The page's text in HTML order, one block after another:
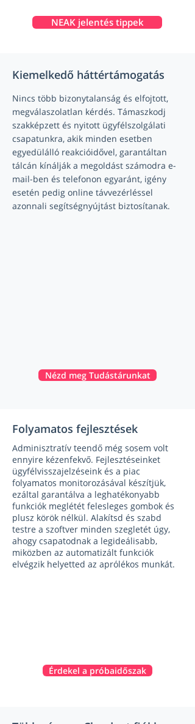
NEAK jelentés tippek
Kiemelkedő háttértámogatás
Nincs több bizonytalanság és elfojtott,
megválaszolatlan kérdés. Támaszkodj
szakképzett és nyitott ügyfélszolgálati
csapatunkra, akik minden esetben
egyedülálló reakcióidővel, garantáltan
tálcán kínálják a megoldást számodra e-
mail-ben és telefonon egyaránt, igény
esetén pedig online távvezérléssel
azonnali segítségnyújtást biztosítanak.
Nézd meg Tudástárunkat
Folyamatos fejlesztések
Adminisztratív teendő még sosem volt
ennyire kézenfekvő. Fejlesztéseinket
ügyfélvisszajelzéseink és a piac
folyamatos monitorozásával készítjük,
ezáltal garantálva a leghatékonyabb
funkciók meglétét felesleges gombok és
plusz körök nélkül. Alakítsd és szabd
testre a szoftver minden szegletét úgy,
ahogy csapatodnak a legideálisabb,
miközben az automatizált funkciók
elvégzik helyetted az aprólékos munkát.
Érdekel a próbaidőszak